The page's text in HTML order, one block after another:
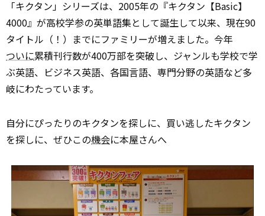
「キクタン」シリーズは、2005年の『キクタン【Basic】
4000』が高校学参の英単語集として誕生して以来、現在90
タイトル（！）までにファミリーが増えました。今年
ついに累積刊行数が400万部を突破し、ジャンルも学校で学
ぶ英語、ビジネス英語、各国言語、専門分野の英語など多
岐にわたっています。
自分にぴったりのキクタンを探しに、買い逃したキクタン
を探しに、ぜひこの機会に本屋さんへ